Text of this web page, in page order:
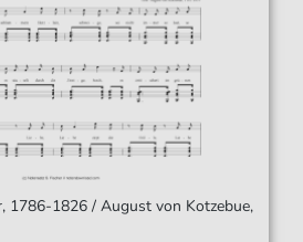
1786-1826 / August von Kotzebue,